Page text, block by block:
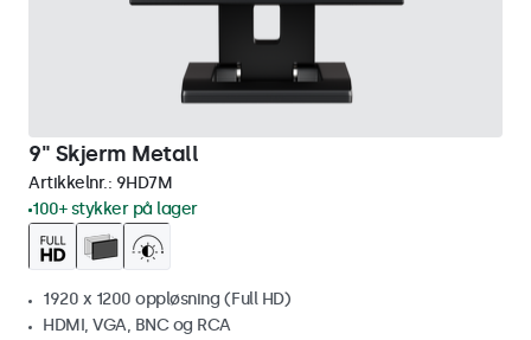
9" Skjerm Metall
Artikkelnr.: 9HD7M
100+ stykker på lager
1920 x 1200 oppløsning (Full HD)
HDMI, VGA, BNC og RCA